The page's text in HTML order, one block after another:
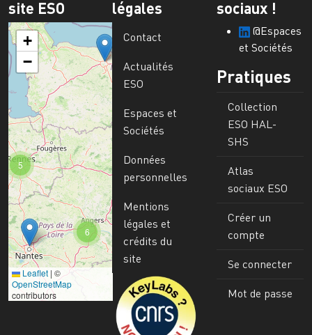
site ESO
6
5
+
−
Leaflet | ©
OpenStreetMap
contributors
légales
Contact
Actualités
ESO
Espaces et
Sociétés
Données
personnelles
Mentions
légales et
crédits du
site
Image
sociaux !
@Espaces
et Sociétés
Pratiques
Collection
ESO HAL-
SHS
Atlas
sociaux ESO
Créer un
compte
Se connecter
Mot de passe